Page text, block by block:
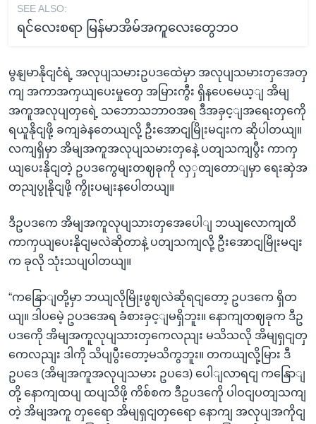
SEE ALSO:
ရင်လေးစရာ မြန်မာအိမ်အကူလေးတွေဘဝ
မွနျမာနိုငျငံရဲ့ အလုပျသမားဥပဒထေဲမှာ အလုပျသမားတှအေတှ
ကျ အကာအကှယျပေးမှုတှေ အမြားကွီး ရှိနပေမေယ့ျ အိမျ
အကူအလုပျတှရေဲ့ သဘောသဘာဝအရ ဒီအခှင့ျအရေးတှကေို
ရယူနိုငျဖို့ ခကျခဲနတေယျလို့ ဦးအောငျမြိုးမငျးက ဆိုပါတယျ။
လကျရှိမှာ အိမျအကူအလုပျသမားတှနေဲ့ ပတျသကျပွီး ကာကှ
ယျပေးနိုငျတဲ့ ဥပဒကွေမျးတဈခုကို လှှတျတောျမှာ ရေးဆှဲအ
တညျပွုနိုငျဖို့ ကွိုးပမျးနပေါတယျ။
ဒီဥပဒကေ အိမျအကူလုပျသားတှအေပေါျ ဘယျလောကျထိ
ကာကှယျပေးနိုငျမလဲဆိုတာနဲ့ ပတျသကျလို့ ဦးအောငျမြိုးမငျး
က ခုလို သုံးသပျပါတယျ။
“ကနြောျတို့မှာ ဘယျလိုမြိုးဖွဈလဲဆိုရငျတော့ ဥပဒကေ ရှိတ
ယျ။ ဒါပမေဲ့ ဥပဒအေရ ခံစားခှင့ျမရှိဘူး။ နောကျတဈခုက ဒီဥ
ပဒကေို အိမျအကူလုပျသားတှကေလညျး မသိသလို အိမျရှငျတှ
ကေလညျး ဒါကို သိပျပွီးတော့မသိကွဘူး။ တကယျလို့မြား ဒီ
ဥပဒေ (အိမျအကူအလုပျသမား ဥပဒေ) ပေါျလာရငျ ကနြောျ
တို့ နောကျထပျ ထပျသိဖို့ ကိစ်စက ဒီဥပဒကေို ပါဝငျပတျသကျ
တဲ့ အိမျအကူ တှရေော အိမျရှငျတှရေော နောကျ အလုပျအကိုငျ